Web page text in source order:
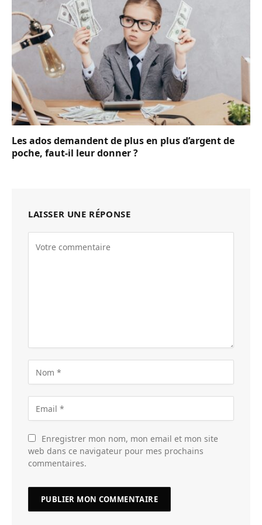
Les ados demandent de plus en plus d’argent de
poche, faut-il leur donner ?
LAISSER UNE RÉPONSE
Enregistrer mon nom, mon email et mon site
web dans ce navigateur pour mes prochains
commentaires.